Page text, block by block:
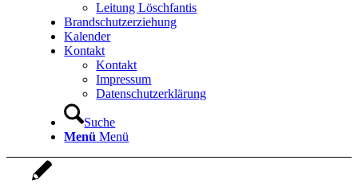
Leitung Löschfantis
Brandschutzerziehung
Kalender
Kontakt
Kontakt
Impressum
Datenschutzerklärung
Suche
Menü Menü